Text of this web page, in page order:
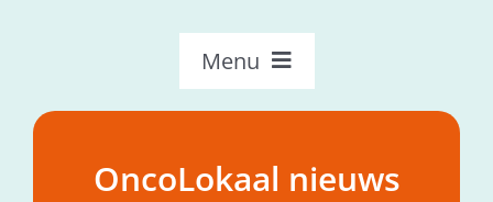
Menu
Over OncoLokaal
Mijn hulpvraagOncoLokaal nieuws